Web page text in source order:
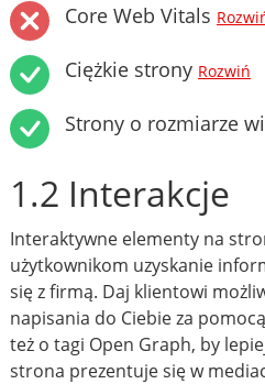
Core Web Vitals
Ciężkie strony Rozwiń
Strony o rozmiarze
1.2 Interakcje
Interaktywne elementy na
użytkownikom uzyskanie
się z firmą. Daj klientowi
napisania do Ciebie za
też o tagi Open Graph, by
strona prezentuje się w